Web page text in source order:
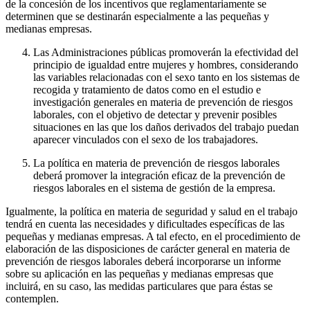
de la concesión de los incentivos que reglamentariamente se
determinen que se destinarán especialmente a las pequeñas y
medianas empresas.
Las Administraciones públicas promoverán la efectividad del
principio de igualdad entre mujeres y hombres, considerando
las variables relacionadas con el sexo tanto en los sistemas de
recogida y tratamiento de datos como en el estudio e
investigación generales en materia de prevención de riesgos
laborales, con el objetivo de detectar y prevenir posibles
situaciones en las que los daños derivados del trabajo puedan
aparecer vinculados con el sexo de los trabajadores.
La política en materia de prevención de riesgos laborales
deberá promover la integración eficaz de la prevención de
riesgos laborales en el sistema de gestión de la empresa.
Igualmente, la política en materia de seguridad y salud en el trabajo
tendrá en cuenta las necesidades y dificultades específicas de las
pequeñas y medianas empresas. A tal efecto, en el procedimiento de
elaboración de las disposiciones de carácter general en materia de
prevención de riesgos laborales deberá incorporarse un informe
sobre su aplicación en las pequeñas y medianas empresas que
incluirá, en su caso, las medidas particulares que para éstas se
contemplen.